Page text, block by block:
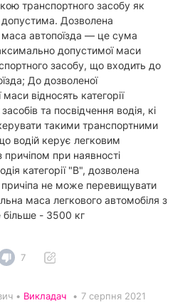
транспортного засобу як
Дозволена
автопоїзда — це сума
допустимої маси
засобу, що входить до
До дозволеної
відносять категорії
та посвідчення водія, кі
такими транспортними
водій керує легковим
причіпом при наявності
категорії "В", дозволена
не може перевищувати
маса легкового автомобіля з
- 3500 кг
7
• Викладач • 7 серпня 2021